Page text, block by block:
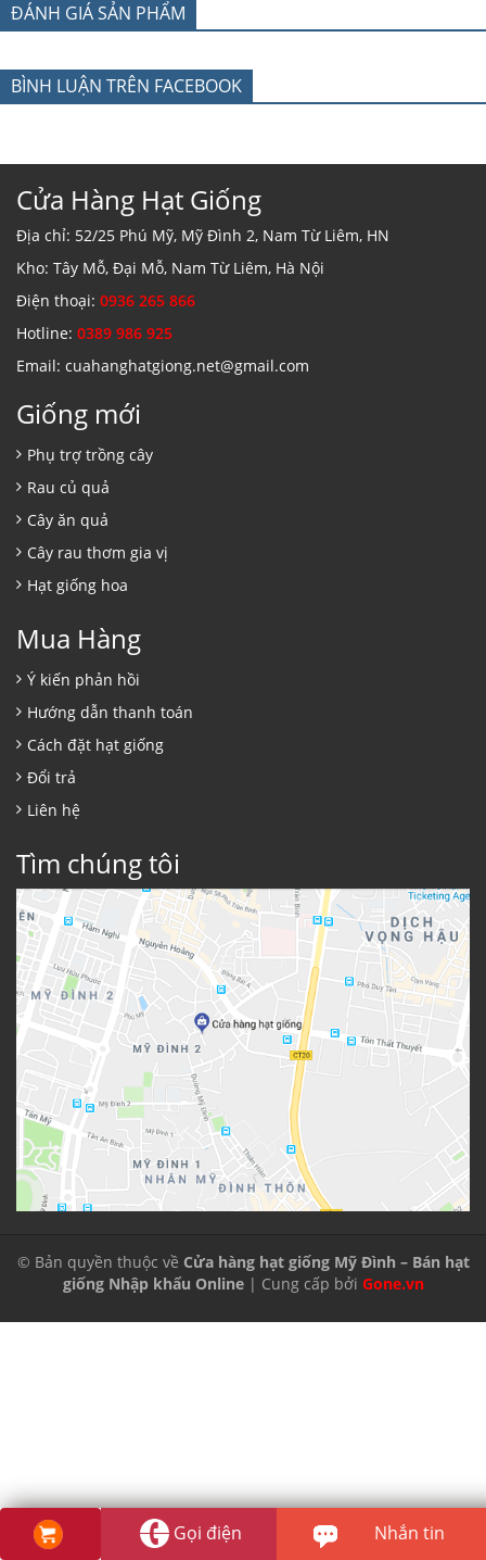
ĐÁNH GIÁ SẢN PHẨM
BÌNH LUẬN TRÊN FACEBOOK
Cửa Hàng Hạt Giống
Địa chỉ: 52/25 Phú Mỹ, Mỹ Đình 2, Nam Từ Liêm, HN
Kho: Tây Mỗ, Đại Mỗ, Nam Từ Liêm, Hà Nội
Điện thoại: 0936 265 866
Hotline: 0389 986 925
Email: cuahanghatgiong.net@gmail.com
Giống mới
Phụ trợ trồng cây
Rau củ quả
Cây ăn quả
Cây rau thơm gia vị
Hạt giống hoa
Mua Hàng
Ý kiến phản hồi
Hướng dẫn thanh toán
Cách đặt hạt giống
Đổi trả
Liên hệ
Tìm chúng tôi
© Bản quyền thuộc về Cửa hàng hạt giống Mỹ Đình – Bán hạt
giống Nhập khẩu Online| Cung cấp bởi Gone.vn
Gọi điện Nhắn tin